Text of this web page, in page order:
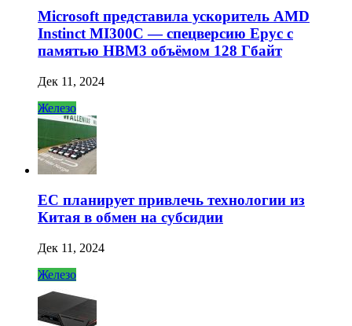
Microsoft представила ускоритель AMD
Instinct MI300C — спецверсию Epyc с
памятью HBM3 объёмом 128 Гбайт
Дек 11, 2024
Железо
ЕС планирует привлечь технологии из
Китая в обмен на субсидии
Дек 11, 2024
Железо